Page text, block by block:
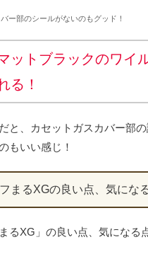
ー部のシールがないのもグッド！
ットブラックのワイ
る！
と、カセットガスカバー部
もいい感じ！
まるXGの良い点、気にな
るXG」の良い点、気になる